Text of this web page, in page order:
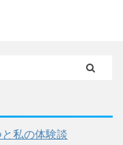
私の体験談